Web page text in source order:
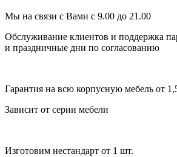
Мы на связи с Вами с 9.00 до 21.00
Обслуживание клиентов и поддержка
и праздничные дни по согласованию
Гарантия на всю корпусную мебель от
Зависит от серии мебели
Изготовим нестандарт от 1 шт.